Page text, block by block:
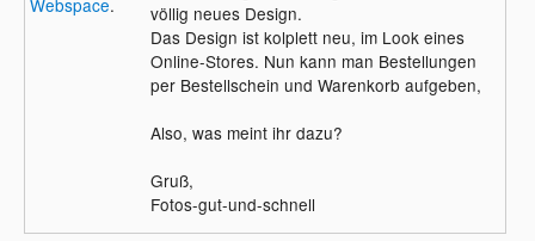
Wer keine eigenen Bilder zur Verfügung
hat, aber trotzdem einen Foto-Kalender,
Bildschirmschoner, Poster oder einen
sonstigen Foto-Artikel erwerben möchte,
welche aussuchen.
werdet garantiert auch etwas für euch
finden.
Webspace.
völlig neues Design.
Das Design ist kolplett neu, im Look eines
Online-Stores. Nun kann man Bestellungen
per Bestellschein und Warenkorb aufgeben,
Also, was meint ihr dazu?
Gruß,
Fotos-gut-und-schnell